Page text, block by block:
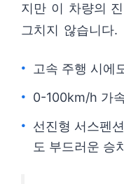
지만 이 차량의
그치지 않습니다.
고속 주행 시에
0-100km/h 가
선진형 서스펜
도 부드러운 승